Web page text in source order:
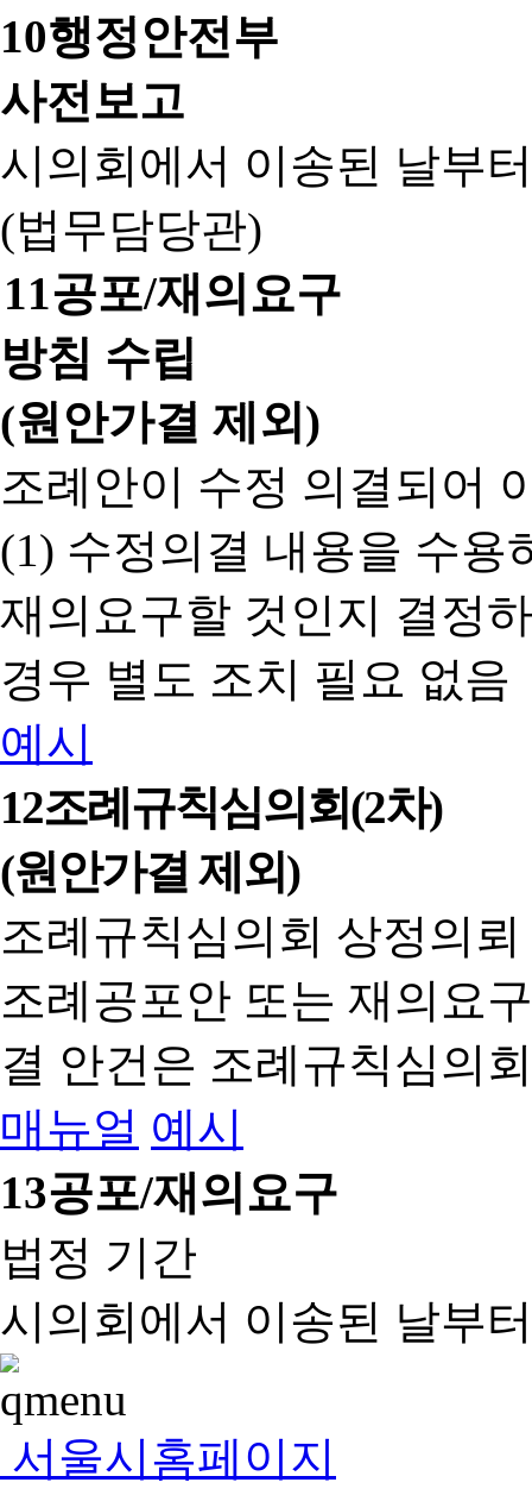
10행정안전부
사전보고
시의회에서 이송된 날부
(법무담당관)
11공포/재의요구
방침 수립
(원안가결 제외)
조례안이 수정 의결되어
(1) 수정의결 내용을 수용
재의요구할 것인지 결정
경우 별도 조치 필요 없음
예시
12조례규칙심의회(2차)
(원안가결 제외)
조례규칙심의회 상정의
조례공포안 또는 재의요
결 안건은 조례규칙심의
매뉴얼 예시
13공포/재의요구
법정 기간
시의회에서 이송된 날부
서울시홈페이지